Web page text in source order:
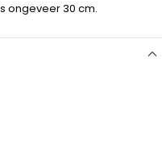
ongeveer 30 cm.